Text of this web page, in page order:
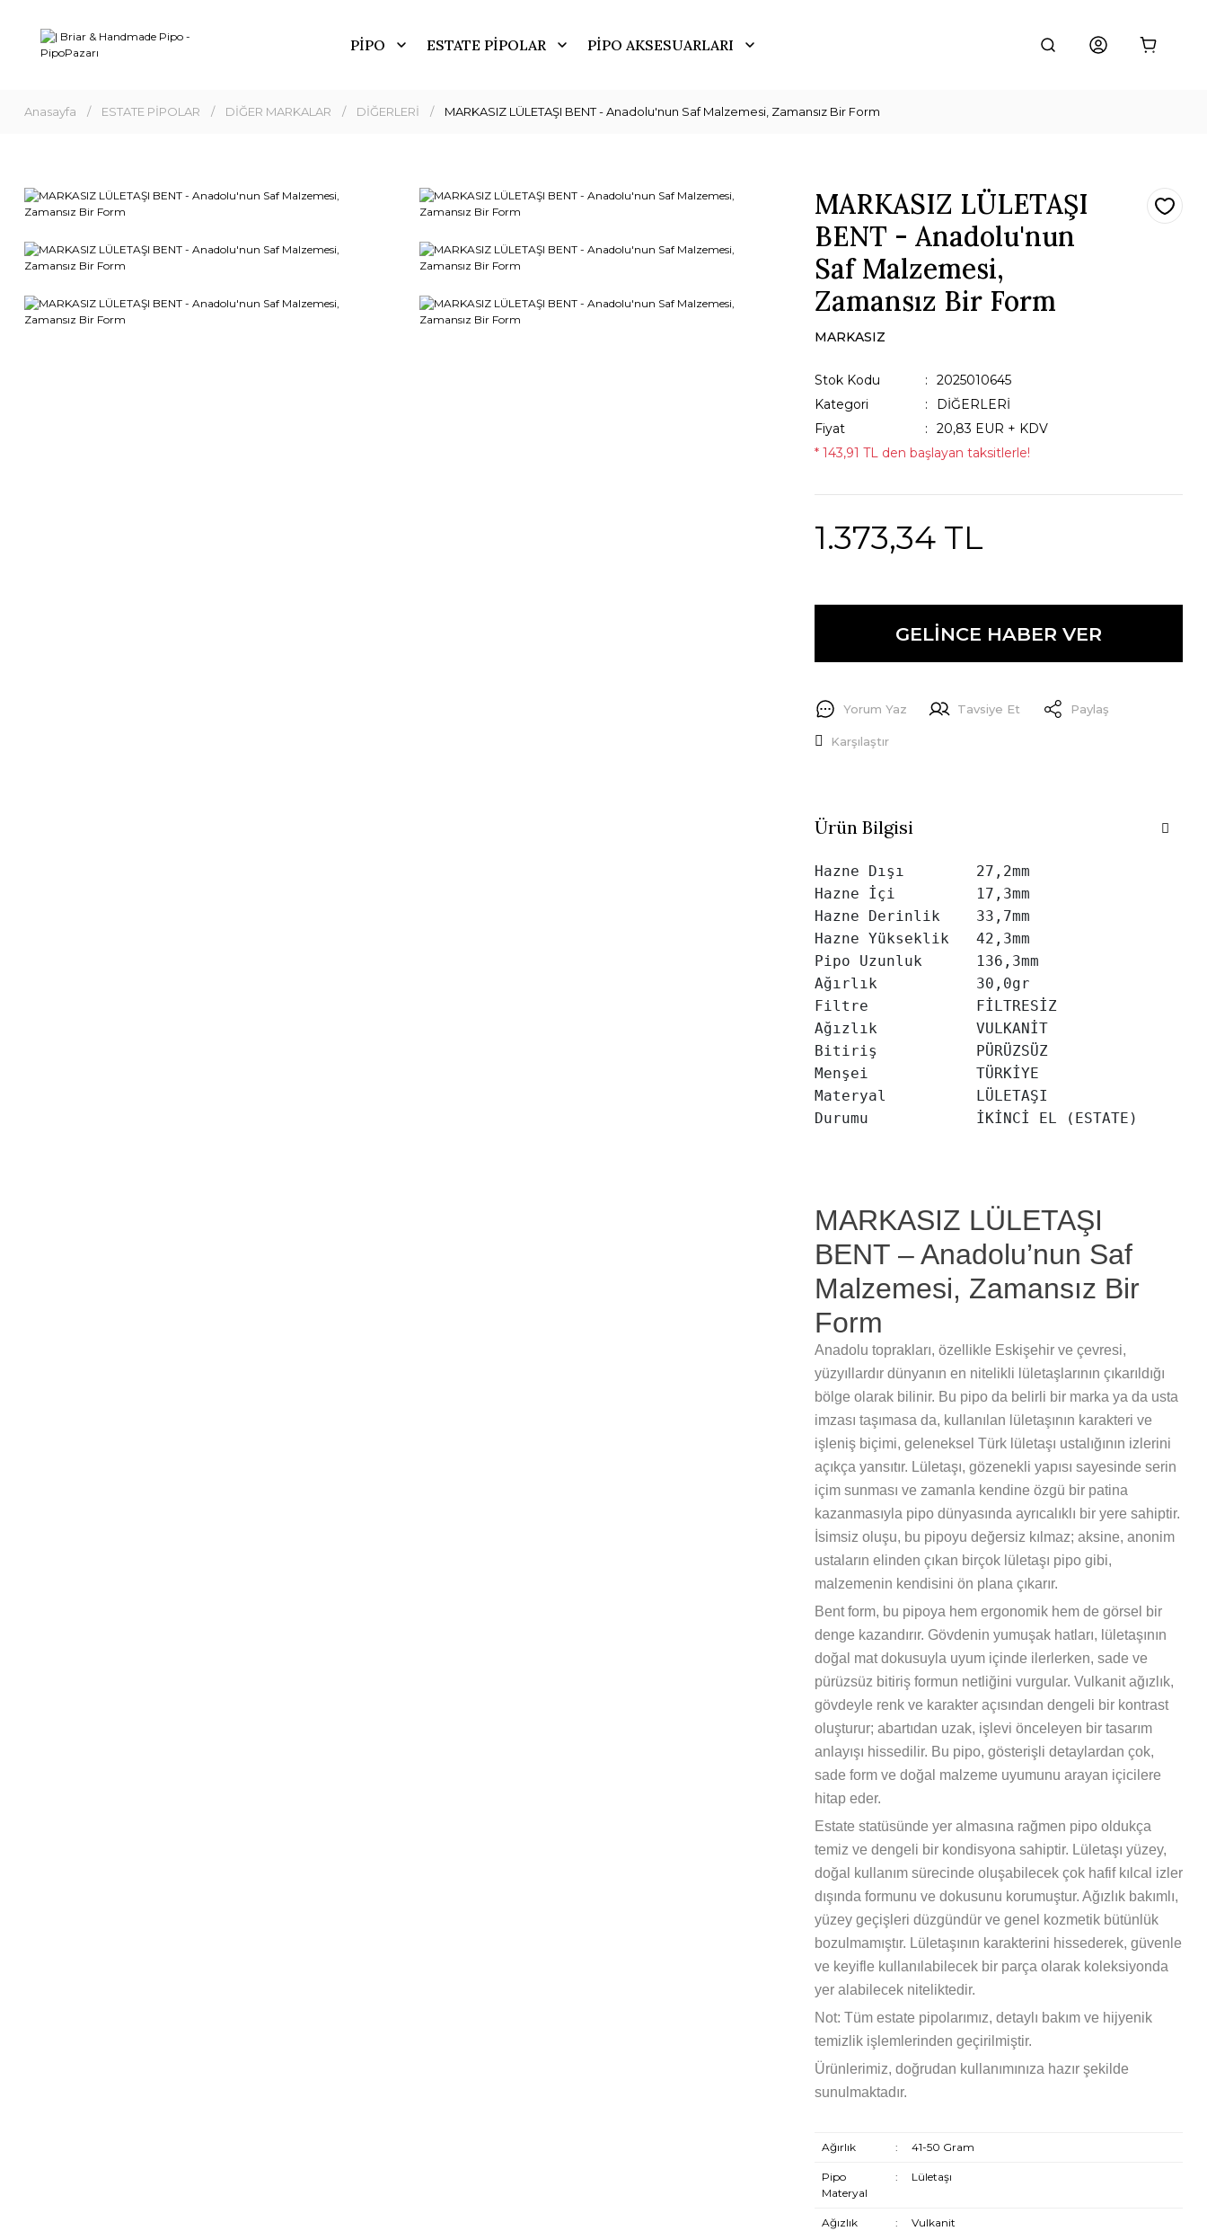
PİPO ESTATE PİPOLAR PİPO AKSESUARLARI
Anasayfa ESTATE PİPOLAR DİĞER MARKALAR DİĞERLERİ MARKASIZ LÜLETAŞI BENT - Anadolu'nun Saf Malzemesi, Zamansız Bir Form
MARKASIZ LÜLETAŞI
BENT - Anadolu'nun
Saf Malzemesi,
Zamansız Bir Form
MARKASIZ
Stok Kodu
2025010645
Kategori
DİĞERLERİ
Fiyat
20,83 EUR + KDV
* 143,91 TL den başlayan taksitlerle!
1.373,34 TL
GELİNCE HABER VER
Yorum Yaz Tavsiye Et Paylaş
Karşılaştır
Ürün Bilgisi
Hazne Dışı        27,2mm
Hazne İçi         17,3mm
Hazne Derinlik    33,7mm
Hazne Yükseklik   42,3mm
Pipo Uzunluk      136,3mm
Ağırlık           30,0gr
Filtre            FİLTRESİZ
Ağızlık           VULKANİT
Bitiriş           PÜRÜZSÜZ
Menşei            TÜRKİYE
Materyal          LÜLETAŞI
MARKASIZ LÜLETAŞI
BENT – Anadolu’nun Saf
Malzemesi, Zamansız Bir
Form
Anadolu toprakları, özellikle Eskişehir ve çevresi,
yüzyıllardır dünyanın en nitelikli lületaşlarının çıkarıldığı
bölge olarak bilinir. Bu pipo da belirli bir marka ya da usta
imzası taşımasa da, kullanılan lületaşının karakteri ve
işleniş biçimi, geleneksel Türk lületaşı ustalığının izlerini
açıkça yansıtır. Lületaşı, gözenekli yapısı sayesinde serin
içim sunması ve zamanla kendine özgü bir patina
kazanmasıyla pipo dünyasında ayrıcalıklı bir yere sahiptir.
İsimsiz oluşu, bu pipoyu değersiz kılmaz; aksine, anonim
ustaların elinden çıkan birçok lületaşı pipo gibi,
malzemenin kendisini ön plana çıkarır.
Bent form, bu pipoya hem ergonomik hem de görsel bir
denge kazandırır. Gövdenin yumuşak hatları, lületaşının
doğal mat dokusuyla uyum içinde ilerlerken, sade ve
pürüzsüz bitiriş formun netliğini vurgular. Vulkanit ağızlık,
gövdeyle renk ve karakter açısından dengeli bir kontrast
oluşturur; abartıdan uzak, işlevi önceleyen bir tasarım
anlayışı hissedilir. Bu pipo, gösterişli detaylardan çok,
sade form ve doğal malzeme uyumunu arayan içicilere
hitap eder.
Estate statüsünde yer almasına rağmen pipo oldukça
temiz ve dengeli bir kondisyona sahiptir. Lületaşı yüzey,
doğal kullanım sürecinde oluşabilecek çok hafif kılcal izler
dışında formunu ve dokusunu korumuştur. Ağızlık bakımlı,
yüzey geçişleri düzgündür ve genel kozmetik bütünlük
bozulmamıştır. Lületaşının karakterini hissederek, güvenle
ve keyifle kullanılabilecek bir parça olarak koleksiyonda
yer alabilecek niteliktedir.
Not: Tüm estate pipolarımız, detaylı bakım ve hijyenik
temizlik işlemlerinden geçirilmiştir.
Ürünlerimiz, doğrudan kullanımınıza hazır şekilde
sunulmaktadır.
Ağırlık : 41-50 Gram
Pipo
Materyal
: Lületaşı
Ağızlık
: Vulkanit